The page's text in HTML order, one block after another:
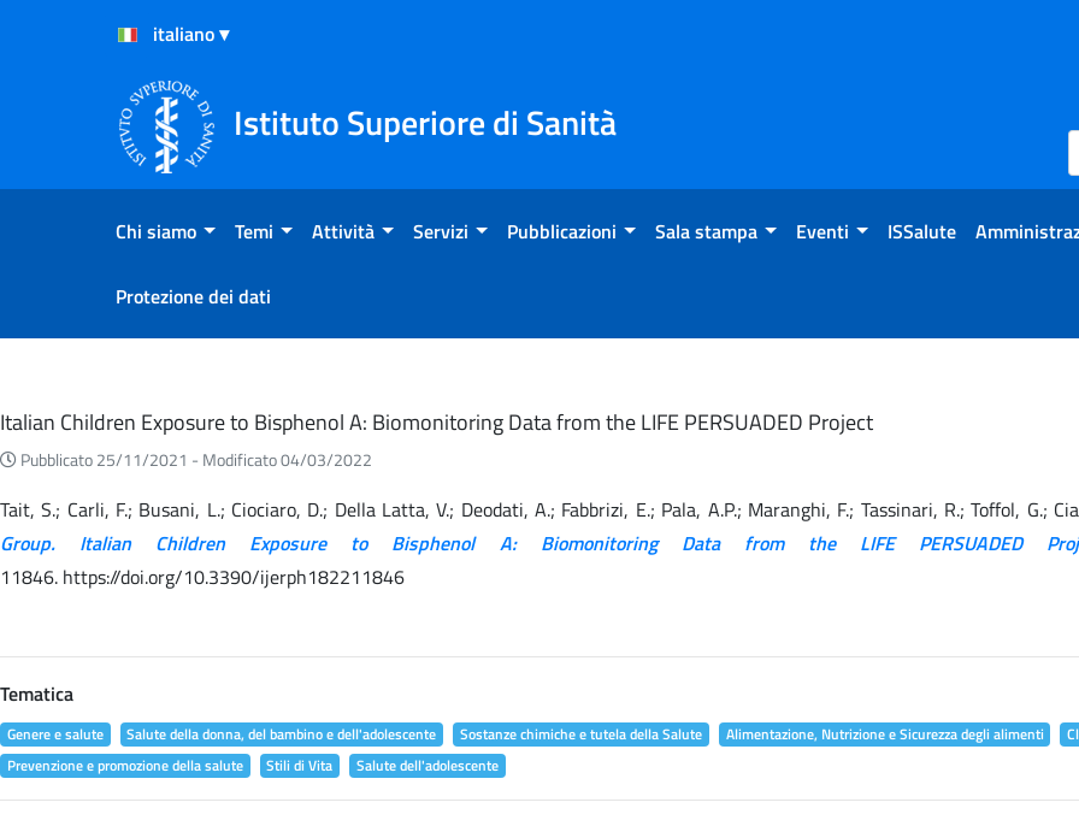
Salta al Contenuto
Salta al Footer
Istituto Superiore di Sanità
Chi siamo Temi Attività Servizi Pubblicazioni Sala stampa Eventi ISSalute
Protezione dei dati
Eventi
Italian Children Exposure to Bisphenol A: Biomonitoring Data from the LIFE PERSUADED Project
Pubblicato 25/11/2021 - Modificato 04/03/2022
Tait, S.; Carli, F.; Busani, L.; Ciociaro, D.; Della Latta, V.; Deodati, A.; Fabbrizi, E.; Pala, A.P.; Maranghi, F.; Tassinari, R.; Toffol, G.;
Group. Italian Children Exposure to Bisphenol A: Biomonitoring Data from the LIFE PERSUADED
11846. https://doi.org/10.3390/ijerph182211846
Tematica
Genere e salute Salute della donna, del bambino e dell'adolescente Sostanze chimiche e tutela della Salute Alimentazione, Nutrizione e Sicurezza degli alimenti
Prevenzione e promozione della salute
Stili di Vita Salute dell'adolescente